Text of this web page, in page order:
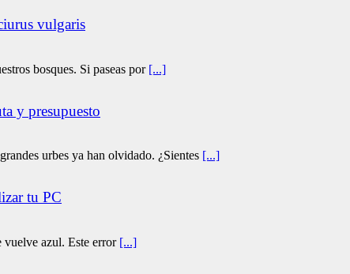
vulgaris
bosques. Si paseas por [...]
y presupuesto
urbes ya han olvidado. ¿Sientes [...]
tu PC
vuelve azul. Este error [...]